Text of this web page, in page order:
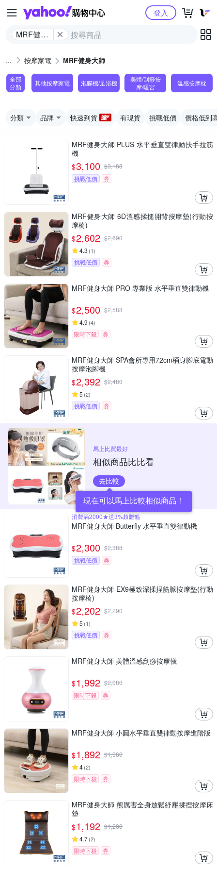
Yahoo購物中心
MRF健身
登入
按摩家電 MRF健身大師
全部
分類
其他按摩家電 泡腳機/足浴機
美體/刮痧按
摩/暖宮
溫感按摩枕
分類 品牌 快速到貨 有現貨 挑戰低價 價格低到
MRF健身大師 PLUS ⽔平垂直雙律動扶⼿拉筋
機
$3,100 $3,188
挑戰低價
券
MRF健身大師 6D溫感揉搥開背按摩墊(行動按
摩椅)
$2,602 $2,690
4.3 (1)
挑戰低價 券
MRF健身大師 PRO 專業版 ⽔平垂直雙律動機
$2,500 $2,588
4.9 (4)
限時下殺 券
MRF健身大師 SPA會所專用72cm桶身腳底電動
按摩泡腳機
$2,392 $2,480
5 (2)
挑戰低價 券
馬上比買最好
相似商品比比看
去比較
現在可以馬上比較相似商品！
消費滿2000★送3%超贈點
MRF健身大師 Butterfly ⽔平垂直雙律動機
$2,300 $2,388
挑戰低價
券
MRF健身大師 EX9極致深揉捏筋脈按摩墊(行動
按摩椅)
$2,202 $2,290
5 (1)
挑戰低價 券
MRF健身大師 美體溫感刮痧按摩儀
$1,992 $2,080
限時下殺
券
MRF健身大師 ⼩圓⽔平垂直雙律動按摩進階版
$1,892 $1,980
4(2)
限時下殺 券
MRF健身大師 熊厲害全身放鬆紓壓揉捏按摩床
墊
$1,192 $1,280
4.7(2)
限時下殺 券